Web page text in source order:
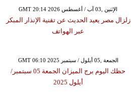
GMT 20:14 2026 الإثنين ,03 آب / أغسطس
زلزال مصر يعيد الحديث عن تقنية الإنذار المبكر
عبر الهواتف
GMT 06:10 2025 الجمعة ,05 أيلول / سبتمبر
حظك اليوم برج الميزان الجمعة 05 سبتمبر/
أيلول 2025